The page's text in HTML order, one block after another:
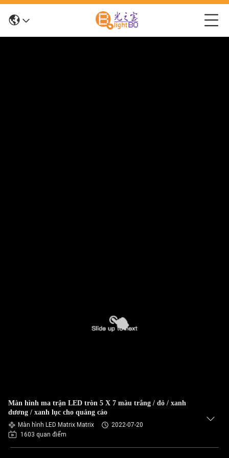
Màn hình ma trận LED tròn 5 X 7 màu trắng / đỏ / xanh
dương / xanh lục cho quảng cáo
Màn hình LED Matrix Matrix
2022-07-20
1603 quan điểm